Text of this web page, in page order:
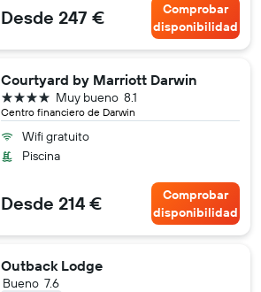
Desde 247 €
Comprobar
disponibilidad
Courtyard by Marriott Darwin
Centro financiero de Darwin
8.1
Muy bueno
4 estrellas
Wifi gratuito
Piscina
Desde 214 €
Comprobar
disponibilidad
Outback Lodge
7.6
Bueno